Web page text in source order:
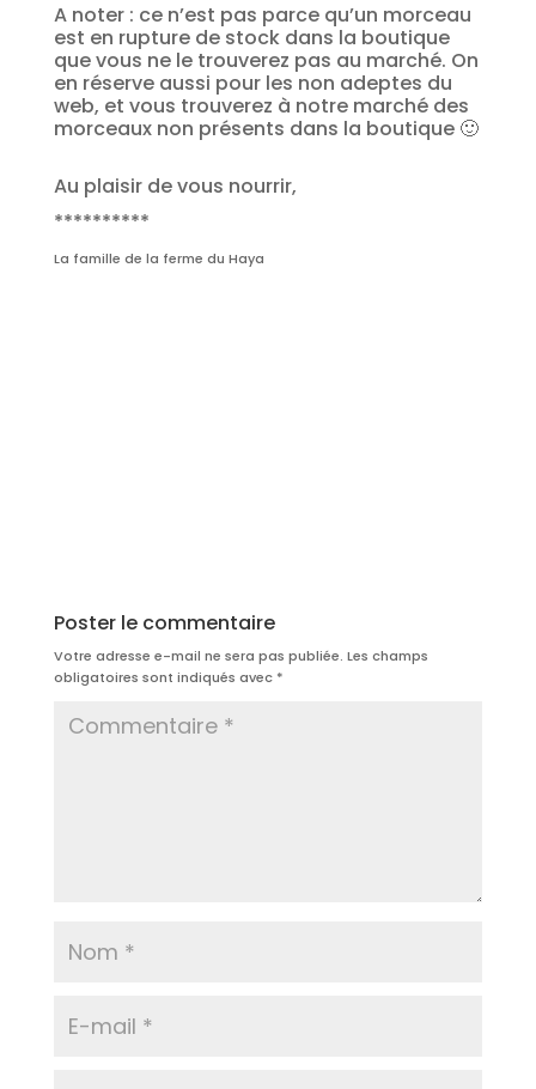
A noter : ce n’est pas parce qu’un morceau
est en rupture de stock dans la boutique
que vous ne le trouverez pas au marché. On
en réserve aussi pour les non adeptes du
web, et vous trouverez à notre marché des
morceaux non présents dans la boutique 🙂
Au plaisir de vous nourrir,
**********
La famille de la ferme du Haya
Poster le commentaire
Votre adresse e-mail ne sera pas publiée. Les champs
obligatoires sont indiqués avec *